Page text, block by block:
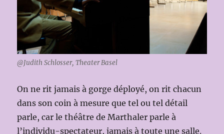
@Judith Schlosser, Theater Basel
On ne rit jamais à gorge déployé, on rit chacun
dans son coin à mesure que tel ou tel détail
parle, car le théâtre de Marthaler parle à
l’individu-spectateur, jamais à toute une salle.